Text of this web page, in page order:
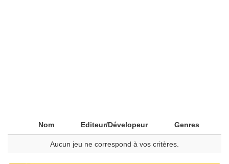
Nom Editeur/Dévelopeur Genres
Aucun jeu ne correspond à vos critères.